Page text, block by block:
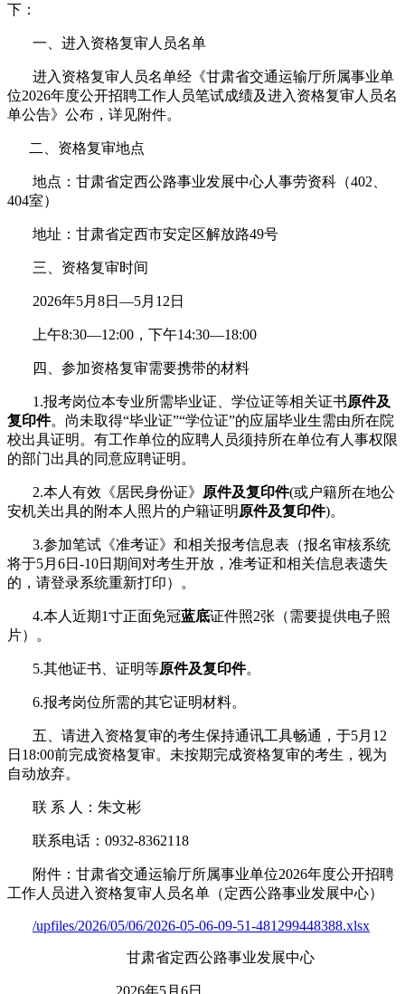
下：
一、进入资格复审人员名单
进入资格复审人员名单经《甘肃省交通运输厅所属事业单
位2026年度公开招聘工作人员笔试成绩及进入资格复审人员名
单公告》公布，详见附件。
二、资格复审地点
地点：甘肃省定西公路事业发展中心人事劳资科（402、
404室）
地址： 甘肃省定西市安定区解放路49号
三、资格复审时间
2026年5月 8日 —5月 12 日
上午8:30—12:00，下午14:30—18:00
四 、参加资格复审需要携带的材料
1.报考岗位本专业所需毕业证 学位证等相关证书原件及
复印件。尚未取得“毕业证”“学位证”的应届毕业生需由所在院
校出具证明。 有工作单位的应聘人员须持所在单位有人事权限
的部门出具的同意应聘证明。
2.本人有效《居民身份证》 原件及复印件(或户籍所在地公
安机关出具的附本人照片的户籍证明 原件及复印件)。
3.参加笔试《准考证》 和相关报考信息表 （报名审核系统
将于5月6日-10日期间对考生开放，准考证和相关信息表遗失
的，请登录系统重新打印）。
4.本人近期1寸正面免冠蓝底证件照2张（需要提供电子照
片）。
5.其他证书、证明等原件及复印件。
6.报考岗位所需的其它证明材料。
五 、请进入资格复审的考生保持通讯工具畅通， 于5月 12
日 18:00前完成资格复审。 未按期完成资格复审的考生，视为
自动放弃。
联 系 人： 朱文彬
联系电话：0932-8362118
附件：甘肃省交通运输厅所属事业单位2026年度公开招聘
工作人员进入资格复审人员名单（定西公路事业发展中心）
/upfiles/2026/05/06/2026-05-06-09-51-481299448388.xlsx
甘肃省定西公路事业发展中心
2026年5 月 6日